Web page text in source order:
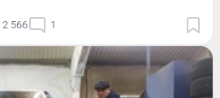
2 566 1